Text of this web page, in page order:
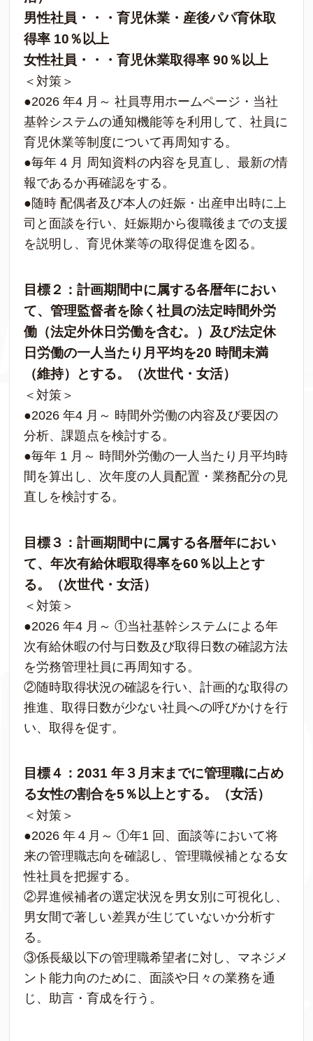
男性社員・・・育児休業・産後パパ育休取
得率 10％以上
女性社員・・・育児休業取得率 90％以上
＜対策＞
●2026 年4 月～ 社員専用ホームページ・当社
基幹システムの通知機能等を利用して、社員に
育児休業等制度について再周知する。
●毎年 4 月 周知資料の内容を見直し、最新の情
報であるか再確認をする。
●随時 配偶者及び本人の妊娠・出産申出時に上
司と面談を行い、妊娠期から復職後までの支援
を説明し、育児休業等の取得促進を図る。
目標２：計画期間中に属する各暦年におい
て、管理監督者を除く社員の法定時間外労
働（法定外休日労働を含む。）及び法定休
日労働の一人当たり月平均を20 時間未満
（維持）とする。（次世代・女活）
＜対策＞
●2026 年4 月～ 時間外労働の内容及び要因の
分析、課題点を検討する。
●毎年 1 月～ 時間外労働の一人当たり月平均時
間を算出し、次年度の人員配置・業務配分の見
直しを検討する。
目標３：計画期間中に属する各暦年におい
て、年次有給休暇取得率を60％以上とす
る。（次世代・女活）
＜対策＞
●2026 年4 月～ ①当社基幹システムによる年
次有給休暇の付与日数及び取得日数の確認方法
を労務管理社員に再周知する。
②随時取得状況の確認を行い、計画的な取得の
推進、取得日数が少ない社員への呼びかけを行
い、取得を促す。
目標４：2031 年３月末までに管理職に占め
る女性の割合を5％以上とする。（女活）
＜対策＞
●2026 年４月～ ①年1 回、面談等において将
来の管理職志向を確認し、管理職候補となる女
性社員を把握する。
②昇進候補者の選定状況を男女別に可視化し、
男女間で著しい差異が生じていないか分析す
る。
③係長級以下の管理職希望者に対し、マネジメ
ント能力向のために、面談や日々の業務を通
じ、助言・育成を行う。